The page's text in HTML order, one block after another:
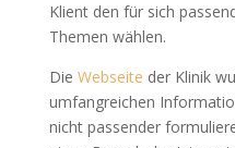
Klient den für sich
Themen wählen.
Die Webseite der Klinik
umfangreichen
nicht passender